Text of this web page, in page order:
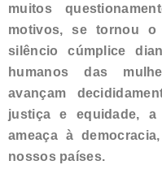
muitos
motivos, se tornou o
silêncio cúmplice
humanos das
avançam
justiça e equidade,
ameaça à
nossos países.